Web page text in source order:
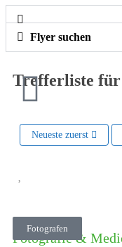
Flyer suchen
Trefferliste
Neueste zuerst
Fotografen
Fotografie &